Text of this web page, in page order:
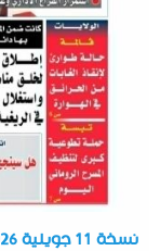
نسخة 11 جويلية 2026